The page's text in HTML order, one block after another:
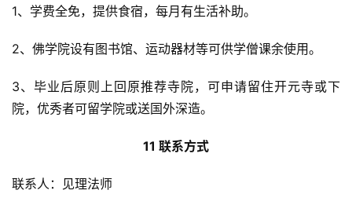
1、学费全免，提供食宿，每月有生活补助。
2、佛学院设有图书馆、运动器材等可供学僧课余使用。
3、毕业后原则上回原推荐寺院，可申请留住开元寺或下
院，优秀者可留学院或送国外深造。
11 联系方式
联系人：见理法师